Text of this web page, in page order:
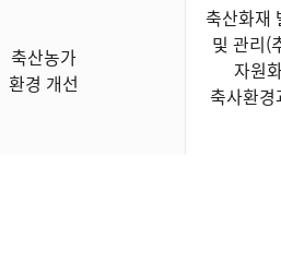
축산농가
환경 개선
축산화재
및 관리(
자원
축사환경